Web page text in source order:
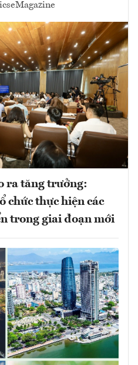
eMagazine
ra tăng trưởng:
chức thực hiện các
trong giai đoạn mới